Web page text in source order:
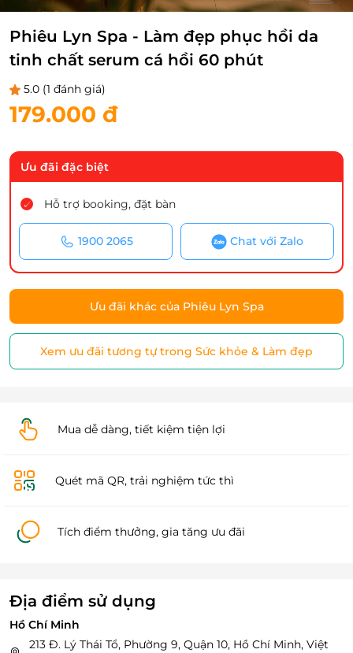
Phiêu Lyn Spa - Làm đẹp phục hồi da
tinh chất serum cá hồi 60 phút
5.0 (1 đánh giá)
179.000 đ
Ưu đãi đặc biệt
Hỗ trợ booking, đặt bàn
1900 2065 Chat với Zalo
Ưu đãi khác của Phiêu Lyn Spa
Xem ưu đãi tương tự trong Sức khỏe & Làm đẹp
Mua dễ dàng, tiết kiệm tiện lợi
Quét mã QR, trải nghiệm tức thì
Tích điểm thưởng, gia tăng ưu đãi
Địa điểm sử dụng
Hồ Chí Minh
213 Đ. Lý Thái Tổ, Phường 9, Quận 10, Hồ Chí Minh, Việt